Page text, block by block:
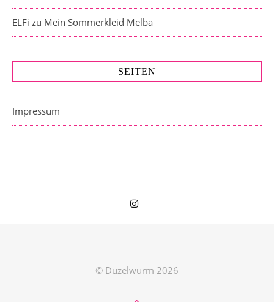
ELFi zu Mein Sommerkleid Melba
SEITEN
Impressum
© Duzelwurm 2026